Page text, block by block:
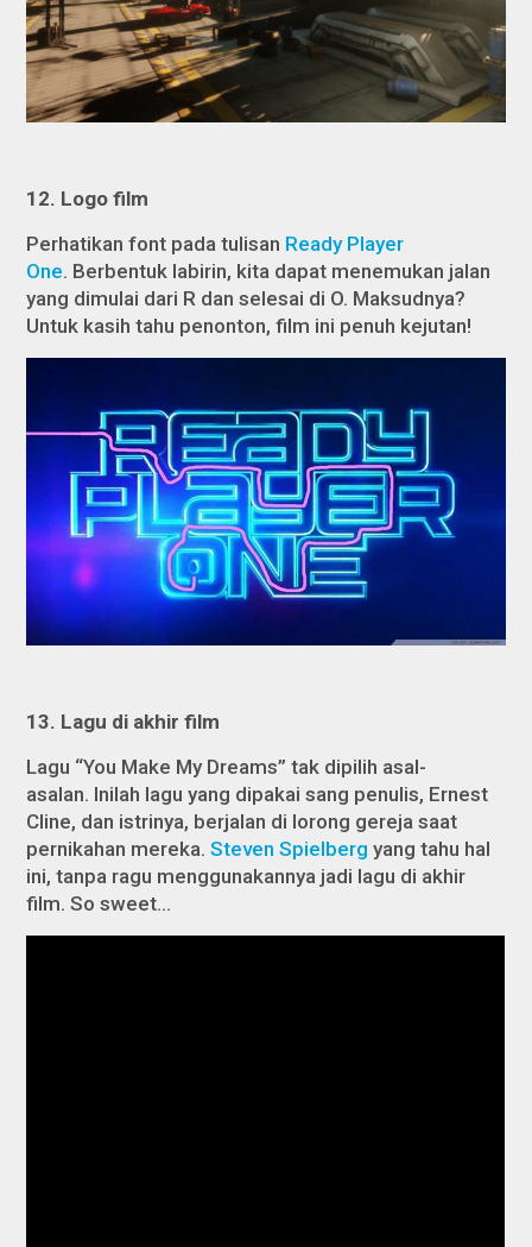
1 2. Logo film
Perhatikan font pada tulisan Ready Player
One. Berbentuk labirin, kita dapat menemukan jalan
yang dimulai dari R dan selesai di O. Maksudnya?
Untuk kasih tahu penonton, film ini penuh kejutan!
13. Lagu di akhirfilm
Lagu “You Make My Dreams” tak dipilih asal-
asalan. Inilah lagu yang dipakai sang penulis, Ernest
Cline, dan istrinya, berjalan di lorong gereja saat
pernikahan mereka.Steven Spielberg yang tahu hal
ini, tanpa ragu menggunakannya jadi lagu di akhir
film.So sweet…